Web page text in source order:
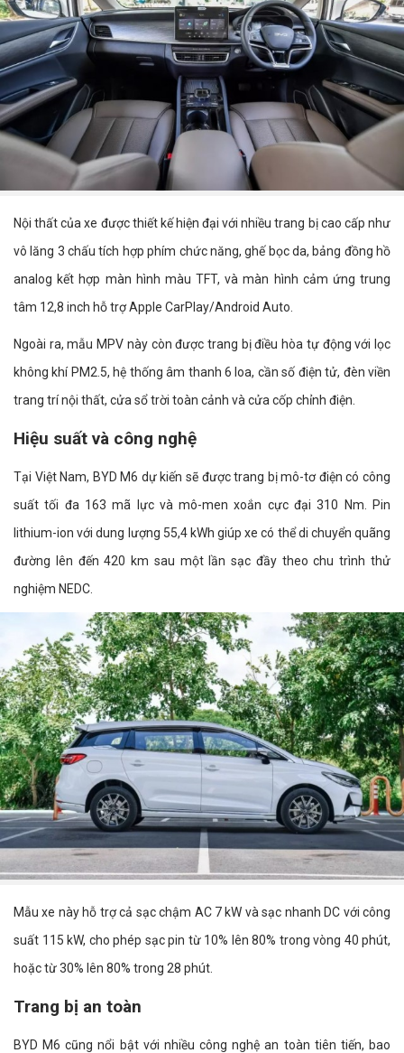
Nội thất của xe được thiết kế hiện đại với nhiều trang bị cao cấp như
vô lăng 3 chấu tích hợp phím chức năng, ghế bọc da, bảng đồng hồ
analog kết hợp màn hình màu TFT, và màn hình cảm ứng trung
tâm 12,8 inch hỗ trợ Apple CarPlay/Android Auto.
Ngoài ra, mẫu MPV này còn được trang bị điều hòa tự động với lọc
không khí PM2.5, hệ thống âm thanh 6 loa, cần số điện tử, đèn viền
trang trí nội thất, cửa sổ trời toàn cảnh và cửa cốp chỉnh điện.
Hiệu suất và công nghệ
Tại Việt Nam, BYD M6 dự kiến sẽ được trang bị mô-tơ điện có công
suất tối đa 163 mã lực và mô-men xoắn cực đại 310 Nm. Pin
lithium-ion với dung lượng 55,4 kWh giúp xe có thể di chuyển quãng
đường lên đến 420 km sau một lần sạc đầy theo chu trình thử
nghiệm NEDC.
Mẫu xe này hỗ trợ cả sạc chậm AC 7 kW và sạc nhanh DC với công
suất 115 kW, cho phép sạc pin từ 10% lên 80% trong vòng 40 phút,
hoặc từ 30% lên 80% trong 28 phút.
Trang bị an toàn
BYD M6 cũng nổi bật với nhiều công nghệ an toàn tiên tiến, bao